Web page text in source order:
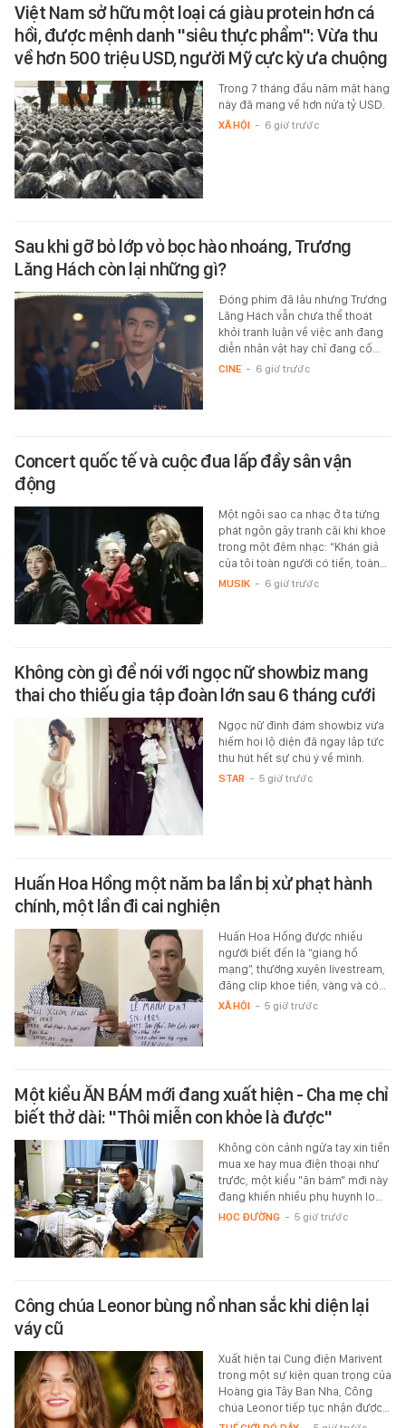
Việt Nam sở hữu một loại cá giàu protein hơn cá
hồi, được mệnh danh "siêu thực phẩm": Vừa thu
về hơn 500 triệu USD, người Mỹ cực kỳ ưa chuộng
Trong 7 tháng đầu năm mặt hàng
này đã mang về hơn nửa tỷ USD.
XÃ HỘI - 6 giờ trước
Sau khi gỡ bỏ lớp vỏ bọc hào nhoáng, Trương
Lăng Hách còn lại những gì?
Đóng phim đã lâu nhưng Trương
Lăng Hách vẫn chưa thể thoát
khỏi tranh luận về việc anh đang
diễn nhân vật hay chỉ đang cố…
CINE - 6 giờ trước
Concert quốc tế và cuộc đua lấp đầy sân vận
động
Một ngôi sao ca nhạc ở ta từng
phát ngôn gây tranh cãi khi khoe
trong một đêm nhạc: “Khán giả
của tôi toàn người có tiền, toàn…
MUSIK - 6 giờ trước
Không còn gì để nói với ngọc nữ showbiz mang
thai cho thiếu gia tập đoàn lớn sau 6 tháng cưới
Ngọc nữ đình đám showbiz vừa
hiếm hoi lộ diện đã ngay lập tức
thu hút hết sự chú ý về mình.
STAR - 5 giờ trước
Huấn Hoa Hồng một năm ba lần bị xử phạt hành
chính, một lần đi cai nghiện
Huấn Hoa Hồng được nhiều
người biết đến là “giang hồ
mạng”, thường xuyên livestream,
đăng clip khoe tiền, vàng và có…
XÃ HỘI - 5 giờ trước
Một kiểu ĂN BÁM mới đang xuất hiện - Cha mẹ chỉ
biết thở dài: "Thôi miễn con khỏe là được"
Không còn cảnh ngửa tay xin tiền
mua xe hay mua điện thoại như
trước, một kiểu "ăn bám" mới này
đang khiến nhiều phụ huynh lo…
HỌC ĐƯỜNG - 5 giờ trước
Công chúa Leonor bùng nổ nhan sắc khi diện lại
váy cũ
Xuất hiện tại Cung điện Marivent
trong một sự kiện quan trọng của
Hoàng gia Tây Ban Nha, Công
chúa Leonor tiếp tục nhận được…